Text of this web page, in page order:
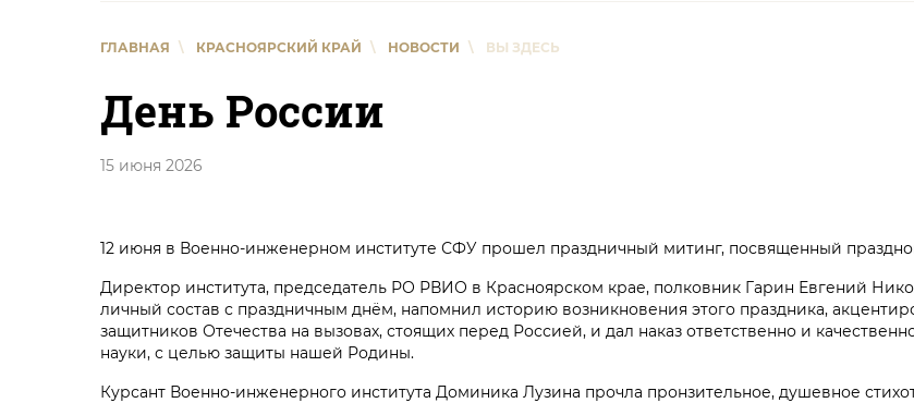
ГЛАВНАЯ \ КРАСНОЯРСКИЙ КРАЙ \ НОВОСТИ \ ВЫ ЗДЕСЬ
День России
15 июня 2026
12 июня в Военно-инженерном институте СФУ прошел праздничный митинг, посвященный
Директор института, председатель РО РВИО в Красноярском крае, полковник Гарин Евгений
личный состав с праздничным днём, напомнил историю возникновения этого праздника,
защитников Отечества на вызовах, стоящих перед Россией, и дал наказ ответственно и
науки, с целью защиты нашей Родины.
Курсант Военно-инженерного института Доминика Лузина прочла пронзительное, душевное